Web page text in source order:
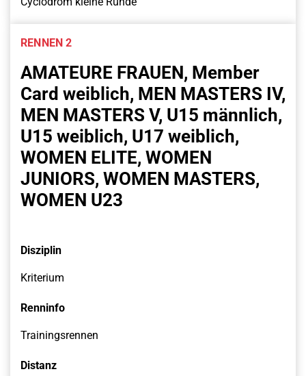
RENNEN 2
AMATEURE FRAUEN, Member
Card weiblich, MEN MASTERS IV,
MEN MASTERS V, U15 männlich,
U15 weiblich, U17 weiblich,
WOMEN ELITE, WOMEN
JUNIORS, WOMEN MASTERS,
WOMEN U23
Disziplin
Kriterium
Renninfo
Trainingsrennen
Distanz